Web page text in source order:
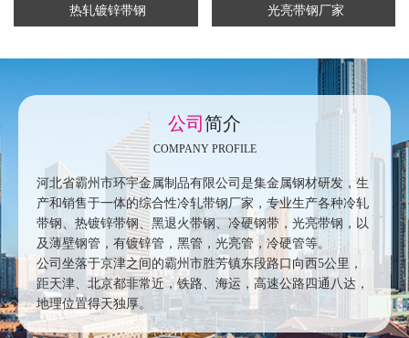
热轧镀锌带钢 光亮带钢厂家
公司 简介
COMPANY PROFILE
河北省霸州市环宇金属制品有限公司是集金属钢材研发，生
产和销售于一体的综合性冷轧带钢厂家，专业生产各种冷轧
带钢、热镀锌带钢、黑退火带钢、冷硬钢带，光亮带钢，以
及薄壁钢管，有镀锌管，黑管，光亮管，冷硬管等。
公司坐落于京津之间的霸州市胜芳镇东段路口向西5公里，
距天津、北京都非常近，铁路、海运，高速公路四通八达，
地理位置得天独厚。